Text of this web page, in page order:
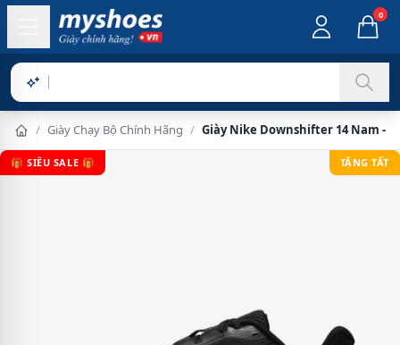
0
Sản phẩm c
/ Giày Chạy Bộ Chính Hãng / Giày Nike Downshifter 14 Nam -
🎁 SIÊU SALE 🎁 TẶNG TẤT